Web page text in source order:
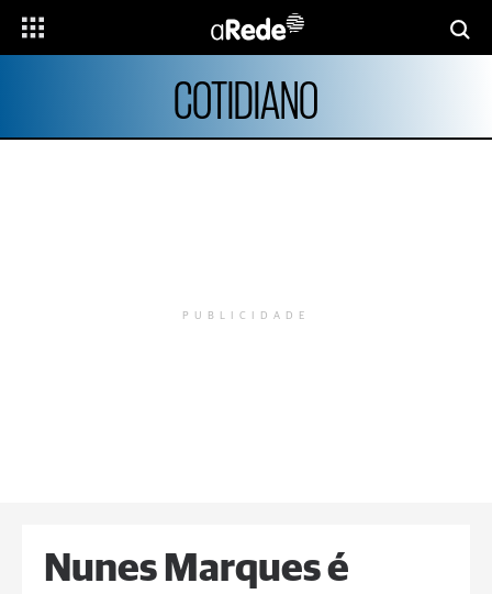
COTIDIANO
PUBLICIDADE
Nunes Marques é